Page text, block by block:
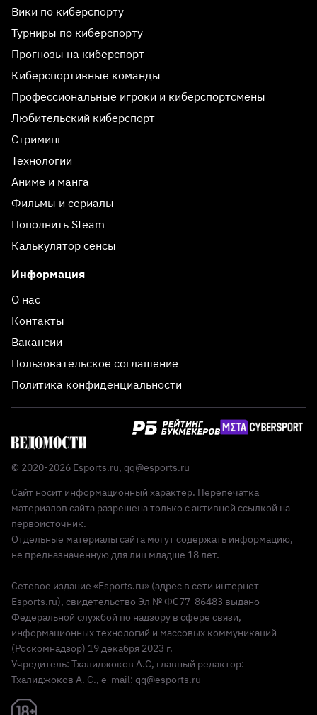
Вики по киберспорту
Турниры по киберспорту
Прогнозы на киберспорт
Киберспортивные команды
Профессиональные игроки и киберспортсмены
Любительский киберспорт
Стриминг
Технологии
Аниме и манга
Фильмы и сериалы
Пополнить Steam
Калькулятор сенсы
Информация
О нас
Контакты
Вакансии
Пользовательское соглашение
Политика конфиденциальности
© 2020-2026 Esports.ru, qq@esports.ru
Сайт носит информационный характер. Перепечатка
материалов сайта разрешена только с активной ссылкой на
первоисточник.
Отдельные материалы сайта могут содержать информацию,
не предназначенную для лиц младше 18 лет.
Сетевое издание «Esports.ru» (адрес в сети интернет
Esports.ru), свидетельство Эл № ФС77-86483 выдано
Федеральной службой по надзору в сфере связи,
информационных технологий и массовых коммуникаций
(Роскомнадзор) 19 декабря 2023 г.
Учредитель: Тхалиджоков А.С, главный редактор:
Тхалиджоков А. С., e-mail: qq@esports.ru